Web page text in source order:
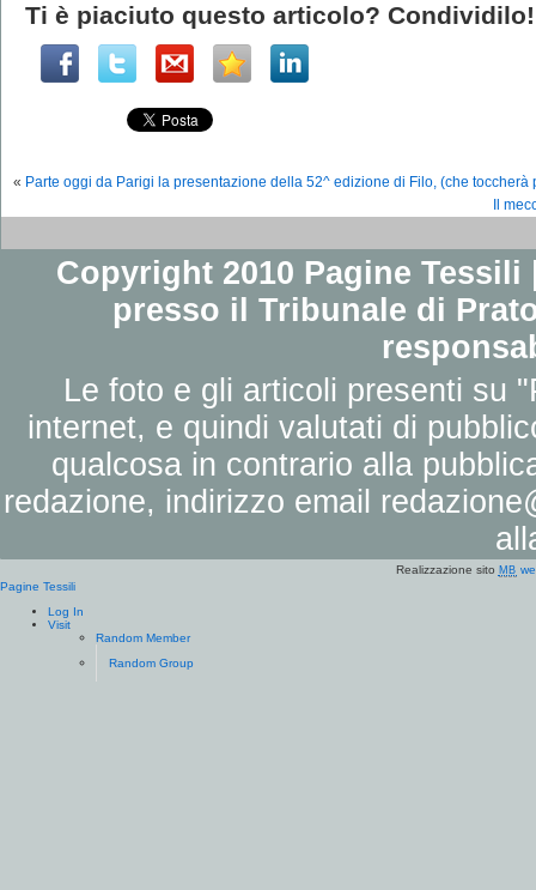
Ti è piaciuto questo articolo? Condividilo!
« Parte oggi da Parigi la presentazione della 52^ edizione di Filo, (che toccherà
Il
Copyright 2010 Pagine
presso il Tribunale di
Le foto e gli articoli presenti su
internet, e quindi valutati di
qualcosa in contrario alla
redazione, indirizzo email
Realizzazione sito MB
Pagine Tessili
Log In
Visit
Random Member
Random Group